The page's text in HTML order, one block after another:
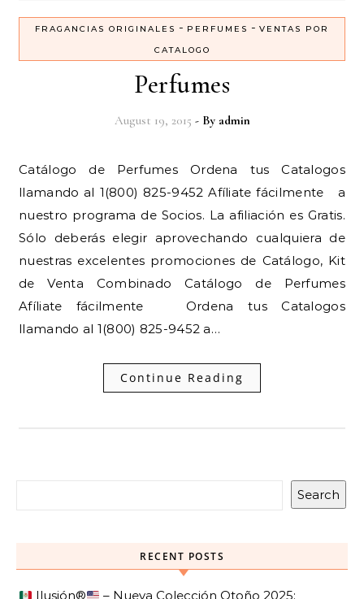
FRAGANCIAS ORIGINALES - PERFUMES - VENTAS POR
CATALOGO
Perfumes
August 19, 2015 - By admin
Catálogo de Perfumes Ordena tus Catalogos
llamando al 1(800) 825-9452 Afíliate fácilmente a
nuestro programa de Socios. La afiliación es Gratis.
Sólo deberás elegir aprovechando cualquiera de
nuestras excelentes promociones de Catálogo, Kit
de Venta Combinado Catálogo de Perfumes
Afíliate fácilmente Ordena tus Catalogos
llamando al 1(800) 825-9452 a…
Continue Reading
Search
RECENT POSTS
Ilusión®️
– Nueva Colección Otoño 2025: